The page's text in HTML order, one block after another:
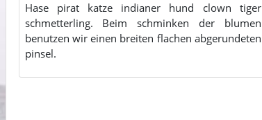
Hase pirat katze indianer hund clown tiger
schmetterling. Beim schminken der blumen
benutzen wir einen breiten flachen abgerundeten
pinsel.